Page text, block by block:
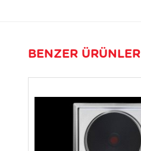
BENZER ÜRÜNLER